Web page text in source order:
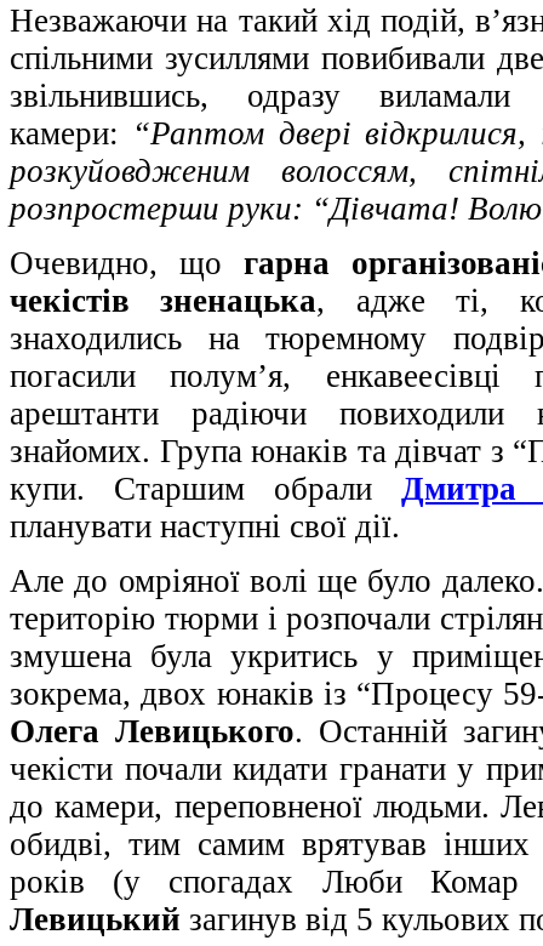
Незважаючи на такий хід подій,
спільними зусиллями повибивали
звільнившись, одразу виламали
камери: “Раптом двері
розкуйовдженим волоссям,
розпростерши руки: “Дівчата!
Очевидно, щогарна
чекістів зненацька, адже ті,
знаходились на тюремному
погасили полум’я,
арештанти радіючи повиходили
знайомих. Група юнаків та дівчат з
купи. Старшим обрали Дмитра
планувати наступні свої дії.
Але до омріяної волі ще було
територію тюрми і розпочали
змушена була укритись у
зокрема, двох юнаків із “Процесу
Олега Левицького. Останній
чекісти почали кидати гранати у
до камери, переповненої людьми.
обидві, тим самим врятував
років (у спогадах Люби Комар
Левицький загинув від 5 кульових